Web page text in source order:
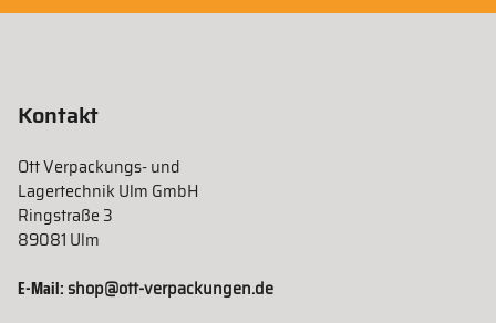
Kontakt
Ott Verpackungs- und
Lagertechnik Ulm GmbH
Ringstraße 3
89081 Ulm
E-Mail:shop@ott-verpackungen.de